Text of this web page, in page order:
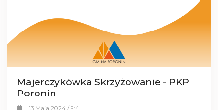
Majerczykówka Skrzyżowanie - PKP
Poronin
13 Maja 2024 / 9:4